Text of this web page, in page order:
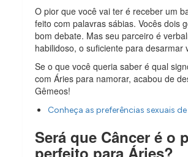
O pior que você vai ter é receber um
feito com palavras sábias. Vocês dois
bom debate. Mas seu parceiro é
habilidoso, o suficiente para desarmar
Se o que você queria saber é qual
com Áries para namorar, acabou de
Gêmeos!
Conheça as preferências sexuais de
Será que Câncer é o